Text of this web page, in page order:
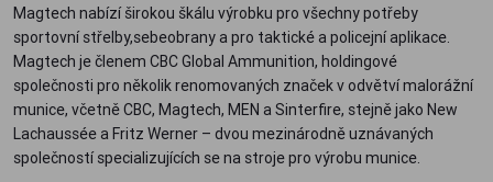
Magtech nabízí širokou škálu výrobku pro všechny potřeby
sportovní střelby,sebeobrany a pro taktické a policejní aplikace.
Magtech je členem CBC Global Ammunition, holdingové
společnosti pro několik renomovaných značek v odvětví malorážní
munice, včetně CBC, Magtech, MEN a Sinterfire, stejně jako New
Lachaussée a Fritz Werner – dvou mezinárodně uznávaných
společností specializujících se na stroje pro výrobu munice.